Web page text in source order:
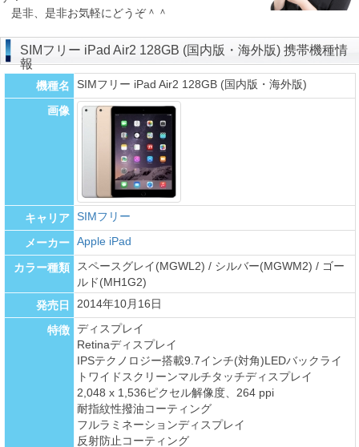
是非、是非お気軽にどうぞ＾＾
SIMフリー iPad Air2 128GB (国内版・海外版) 携帯機種情
報
機種名 SIMフリー iPad Air2 128GB (国内版・海外版)
画像
キャリア SIMフリー
メーカー Apple iPad
カラー種類
スペースグレイ(MGWL2) / シルバー(MGWM2) / ゴー
ルド(MH1G2)
発売日
2014年10月16日
特徴 ディスプレイ
Retinaディスプレイ
IPSテクノロジー搭載9.7インチ(対角)LEDバックライ
トワイドスクリーンマルチタッチディスプレイ
2,048 x 1,536ピクセル解像度、264 ppi
耐指紋性撥油コーティング
フルラミネーションディスプレイ
反射防止コーティング